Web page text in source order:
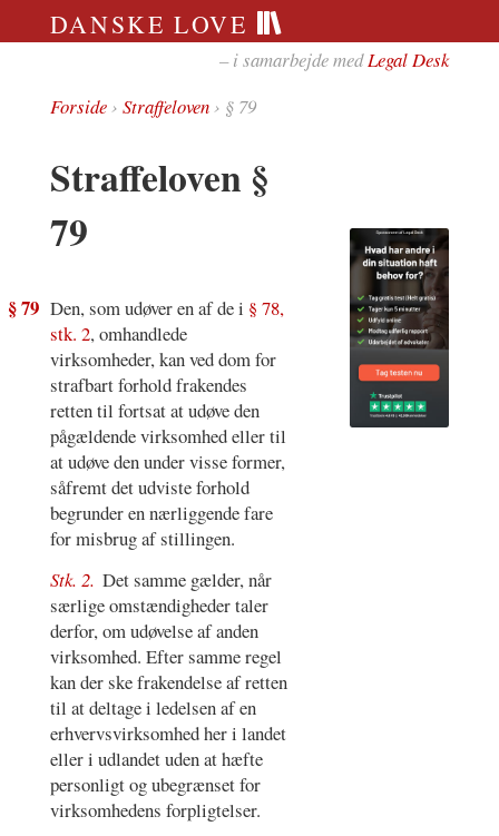
DANSKE LOVE
– i samarbejde medLegal Desk
Forside› Straffeloven› § 79
Straffeloven §
79
§ 79 Den, som udøver en af de i § 78,
stk. 2, omhandlede
virksomheder, kan ved dom for
strafbart forhold frakendes
retten til fortsat at udøve den
pågældende virksomhed eller til
at udøve den under visse former,
såfremt det udviste forhold
begrunder en nærliggende fare
for misbrug af stillingen.
Stk. 2. Det samme gælder, når
særlige omstændigheder taler
derfor, om udøvelse af anden
virksomhed. Efter samme regel
kan der ske frakendelse af retten
til at deltage i ledelsen af en
erhvervsvirksomhed her i landet
eller i udlandet uden at hæfte
personligt og ubegrænset for
virksomhedens forpligtelser.